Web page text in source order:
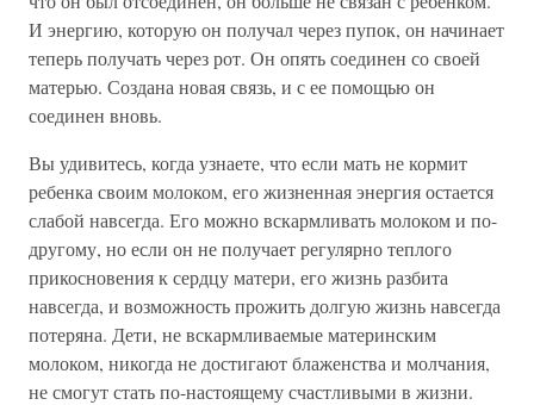
И энергию, которую он получал через пупок, он начинает
теперь получать через рот. Он опять соединен со своей
матерью. Создана новая связь, и с ее помощью он
соединен вновь.
Вы удивитесь, когда узнаете, что если мать не кормит
ребенка своим молоком, его жизненная энергия остается
слабой навсегда. Его можно вскармливать молоком и по-
другому, но если он не получает регулярно теплого
прикосновения к сердцу матери, его жизнь разбита
навсегда, и возможность прожить долгую жизнь навсегда
потеряна. Дети, не вскармливаемые материнским
молоком, никогда не достигают блаженства и молчания,
не смогут стать по-настоящему счастливыми в жизни.